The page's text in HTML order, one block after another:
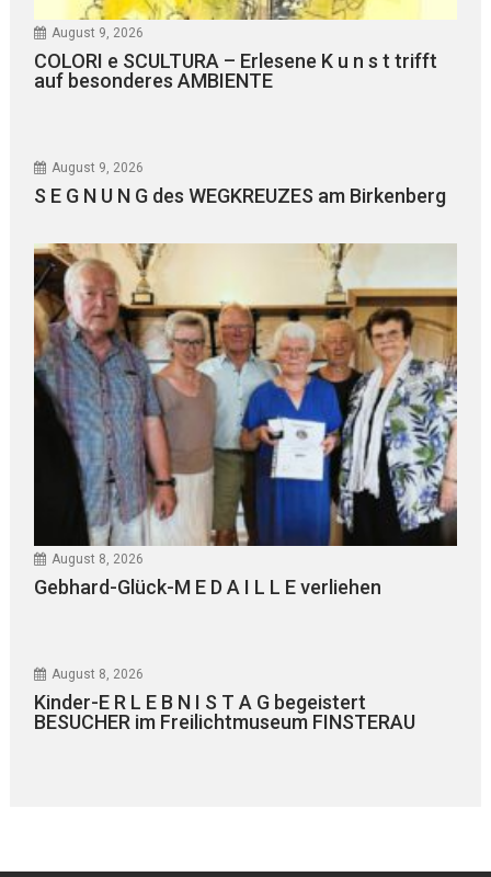
August 9, 2026
COLORI e SCULTURA – Erlesene K u n s t trifft
auf besonderes AMBIENTE
August 9, 2026
S E G N U N G des WEGKREUZES am Birkenberg
August 8, 2026
Gebhard-Glück-M E D A I L L E verliehen
August 8, 2026
Kinder-E R L E B N I S T A G begeistert
BESUCHER im Freilichtmuseum FINSTERAU